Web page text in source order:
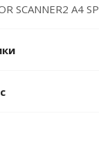
SCANNER2 A4 SP